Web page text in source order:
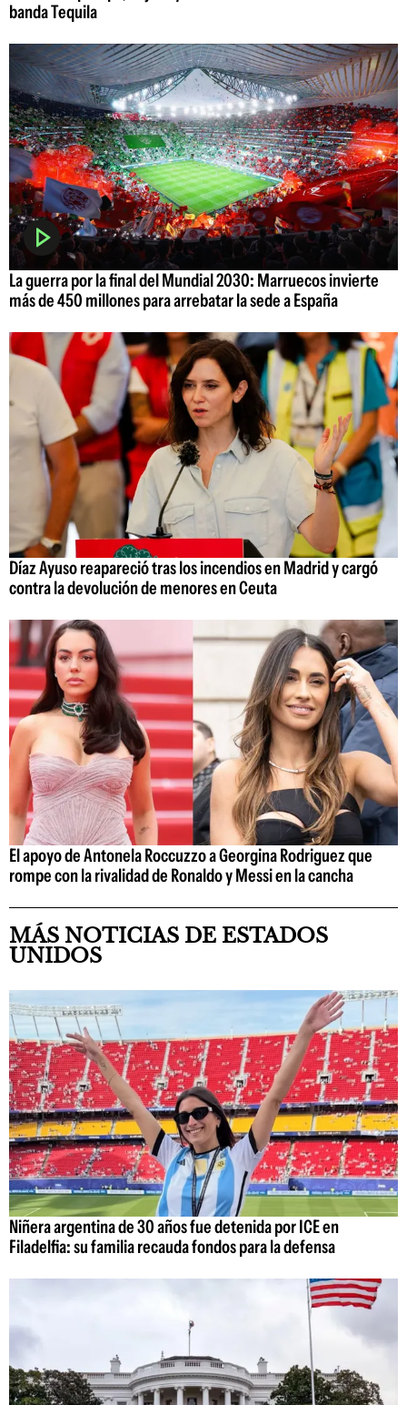
banda Tequila
La guerra por la final del Mundial 2030: Marruecos invierte
más de 450 millones para arrebatar la sede a España
Díaz Ayuso reapareció tras los incendios en Madrid y cargó
contra la devolución de menores en Ceuta
El apoyo de Antonela Roccuzzo a Georgina Rodriguez que
rompe con la rivalidad de Ronaldo y Messi en la cancha
MÁS NOTICIAS DE ESTADOS
UNIDOS
Niñera argentina de 30 años fue detenida por ICE en
Filadelfia: su familia recauda fondos para la defensa